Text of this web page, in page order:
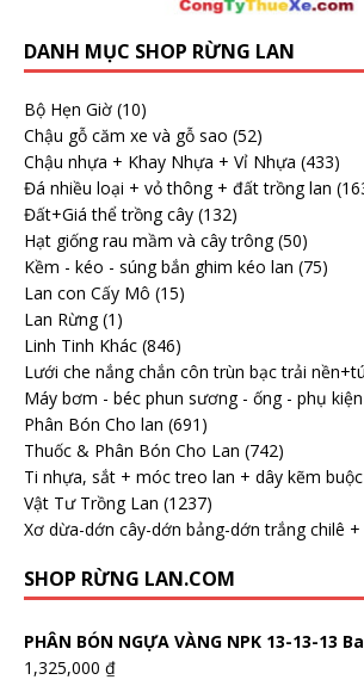
DANH MỤC SHOP RỪNG LAN
Bộ Hẹn Giờ (10)
Chậu gỗ căm xe và gỗ sao (52)
Chậu nhựa + Khay Nhựa + Vỉ Nhựa (433)
Đá nhiều loại + vỏ thông + đất trồng lan
Đất+Giá thể trồng cây (132)
Hạt giống rau mầm và cây trông (50)
Kềm - kéo - súng bắn ghim kéo lan (75)
Lan con Cấy Mô (15)
Lan Rừng (1)
Linh Tinh Khác (846)
Lưới che nắng chắn côn trùn bạc trải
Máy bơm - béc phun sương - ống - phụ kiện
Phân Bón Cho lan (691)
Thuốc & Phân Bón Cho Lan (742)
Ti nhựa, sắt + móc treo lan + dây kẽm
Vật Tư Trồng Lan (1237)
Xơ dừa-dớn cây-dớn bảng-dớn trắng chilê +
SHOP RỪNG LAN.COM
PHÂN BÓN NGỰA VÀNG NPK 13-13-13
1,325,000 ₫